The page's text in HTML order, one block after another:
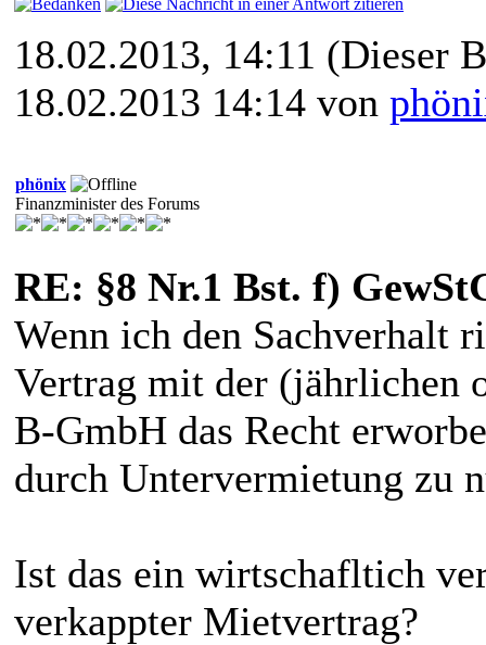
18.02.2013, 14:11 (Dieser
18.02.2013 14:14 von
phönix
Finanzminister des Forums
RE: §8 Nr.1 Bst. f)
Wenn ich den Sachverhalt
Vertrag mit der (jährlichen
B-GmbH das Recht
durch Untervermietung zu
Ist das ein wirtschafltich
verkappter Mietvertrag?